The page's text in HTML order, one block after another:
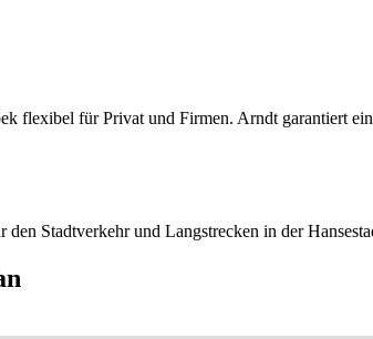
flexibel für Privat und Firmen. Arndt garantiert
Stadtverkehr und Langstrecken in der